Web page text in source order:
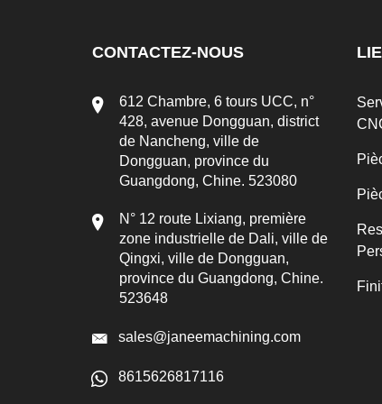
CONTACTEZ-NOUS
612 Chambre, 6 tours UCC, n°
428, avenue Dongguan, district
de Nancheng, ville de
Dongguan, province du
Guangdong, Chine. 523080
N° 12 route Lixiang, première
zone industrielle de Dali, ville de
Qingxi, ville de Dongguan,
province du Guangdong, Chine.
523648
sales@janeemachining.com
8615626817116